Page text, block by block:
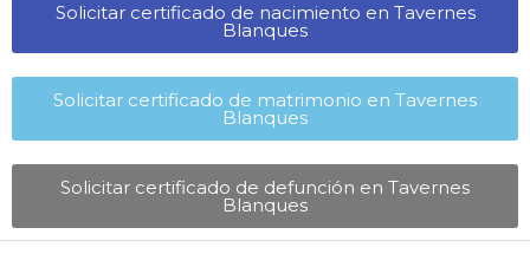
Solicitar certificado de nacimiento en Tavernes
Blanques​
Solicitar certificado de matrimonio en Tavernes
Blanques​
Solicitar certificado de defunción en Tavernes
Blanques​